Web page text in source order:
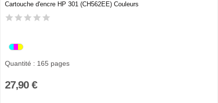
Cartouche d'encre HP 301 (CH562EE) Couleurs
Quantité : 165 pages
27,90 €